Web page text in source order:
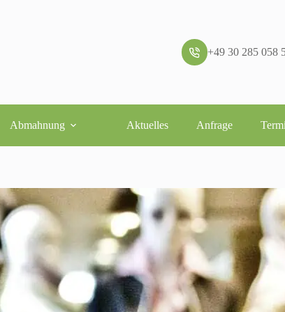
+49 30 285 058
Abmahnung Aktuelles Anfrage